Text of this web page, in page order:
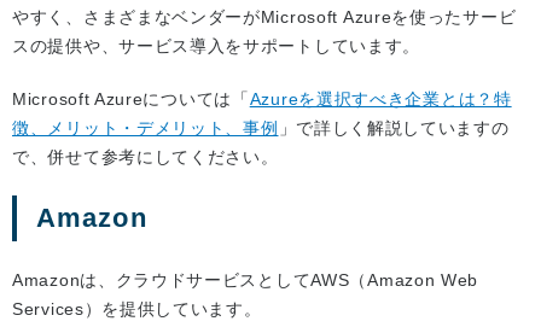
やすく、さまざまなベンダーがMicrosoft Azureを使ったサービ
スの提供や、サービス導入をサポートしています。
Microsoft Azureについては「Azureを選択すべき企業とは？特
徴、メリット・デメリット、事例 」で詳しく解説していますの
で、併せて参考にしてください。
Amazon
Amazonは、クラウドサービスとしてAWS（Amazon Web
Services）を提供しています。